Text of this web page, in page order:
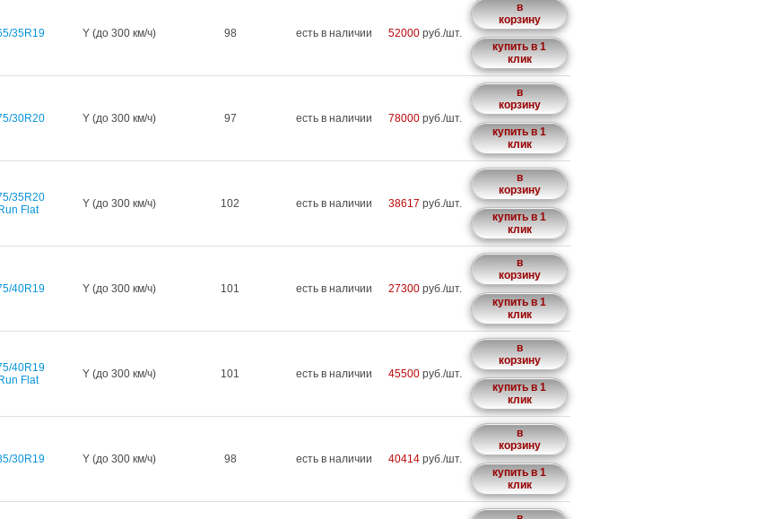
35R19 Y (до 300 км/ч) 98 есть в наличии 52000 руб./шт.
в
корзину
купить в 1
клик
30R20 Y (до 300 км/ч) 97 есть в наличии 78000 руб./шт.
в
корзину
купить в 1
клик
35R20
Run Flat
Y (до 300 км/ч) 102 есть в наличии 38617 руб./шт.
в
корзину
купить в 1
клик
40R19 Y (до 300 км/ч) 101 есть в наличии 27300 руб./шт.
в
корзину
купить в 1
клик
40R19
Run Flat
Y (до 300 км/ч) 101 есть в наличии 45500 руб./шт.
в
корзину
купить в 1
клик
30R19 Y (до 300 км/ч) 98 есть в наличии 40414 руб./шт.
в
корзину
купить в 1
клик